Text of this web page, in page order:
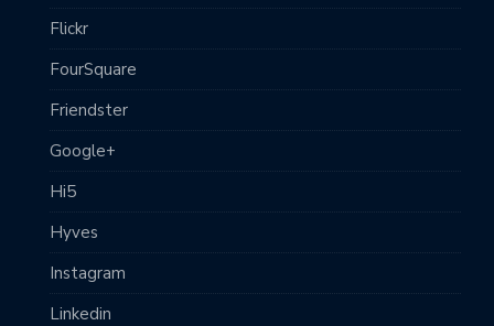
Flickr
FourSquare
Friendster
Google+
Hi5
Hyves
Instagram
Linkedin